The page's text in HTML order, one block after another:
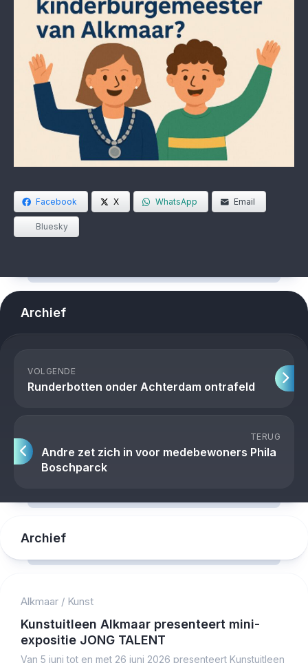
Facebook X WhatsApp Email
Bluesky
Archief
VOLGENDE
Runderbotten onder Achterdam ontrafeld
TERUG
Andre zet zich in voor medebewoners Phila
Boschparck
Archief
Alkmaar / Kunst
Kunstuitleen Alkmaar presenteert mini-
expositie JONG TALENT
Van 5 juni tot en met 26 juni 2026 presenteert Kunstuitleen